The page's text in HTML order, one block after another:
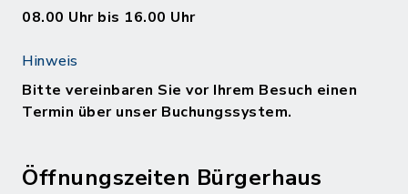
08.00 Uhr bis 16.00 Uhr
Hinweis
Bitte vereinbaren Sie vor Ihrem Besuch einen
Termin über unser Buchungssystem.
Öffnungszeiten Bürgerhaus